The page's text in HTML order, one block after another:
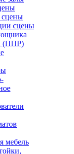
сцены
(ППР)
мебель